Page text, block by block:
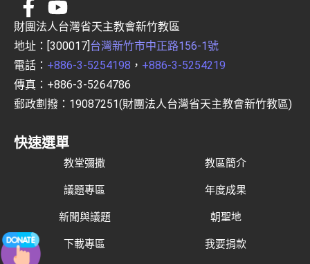
財團法人台灣省天主教會新竹教區
地址：[300017]台灣新竹市中正路156-1號
電話： +886-3-5254198 ， +886-3-5254219
傳真：+886-3-5264786
郵政劃撥：19087251(財團法人台灣省天主教會新竹教區)
快速選單
教堂彌撒 教區簡介
議題專區 年度成果
新聞與議題 朝聖地
下載專區 我要捐款